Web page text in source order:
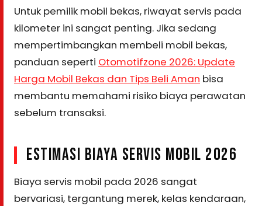
Untuk pemilik mobil bekas, riwayat servis pada
kilometer ini sangat penting. Jika sedang
mempertimbangkan membeli mobil bekas,
panduan seperti Otomotifzone 2026: Update
Harga Mobil Bekas dan Tips Beli Aman bisa
membantu memahami risiko biaya perawatan
sebelum transaksi.
ESTIMASI BIAYA SERVIS MOBIL 2026
Biaya servis mobil pada 2026 sangat
bervariasi, tergantung merek, kelas kendaraan,